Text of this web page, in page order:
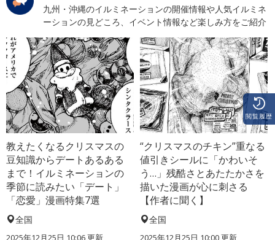
九州・沖縄のイルミネーションの開催情報や人気イルミネ
ーションの見どころ、イベント情報など楽しみ方をご紹介
教えたくなるクリスマスの
豆知識からデートあるある
まで！イルミネーションの
季節に読みたい「デート」
「恋愛」漫画特集7選
全国
2025年12月25日 10:06 更新
“クリスマスのチキン”重なる
値引きシールに「かわいそ
う…」残酷さとあたたかさを
描いた漫画が心に刺さる
【作者に聞く】
全国
2025年12月25日 10:00 更新
閲覧履歴